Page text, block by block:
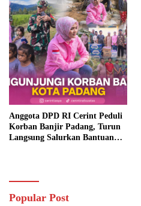
Anggota DPD RI Cerint Peduli
Korban Banjir Padang, Turun
Langsung Salurkan Bantuan
Popular Post